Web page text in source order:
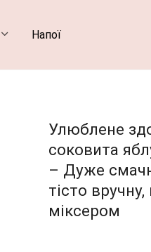
Напої
Улюблене
соковита
– Дуже
тісто
міксером